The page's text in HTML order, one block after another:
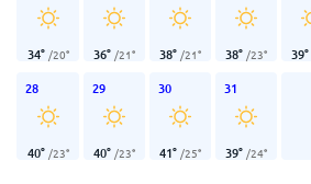
34° /20° 36° /21° 38° /21° 38° /23° 39°
28
40° /23°
29
40° /23°
30
41° /25°
31
39° /24°